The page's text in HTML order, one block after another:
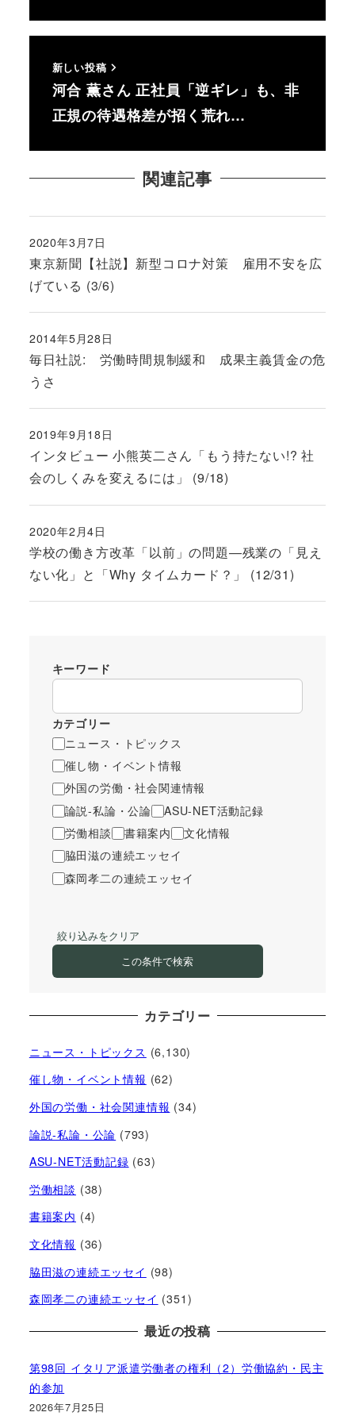
新しい投稿
河合 薫さん 正社員「逆ギレ」も、非
正規の待遇格差が招く荒れ…
関連記事
東京新聞【社説】新型コロナ対策 雇用不安を広
げている (3/6)
投稿日
2020年3月7日
毎日社説: 労働時間規制緩和 成果主義賃金の危
うさ
投稿日
2014年5月28日
インタビュー 小熊英二さん「もう持たない!? 社
会のしくみを変えるには」 (9/18)
投稿日
2019年9月18日
学校の働き方改革「以前」の問題―残業の「見え
ない化」と「Why タイムカード？」 (12/31)
投稿日
2020年2月4日
キーワード
カテゴリー
ニュース・トピックス
催し物・イベント情報
外国の労働・社会関連情報
論説-私論・公論
ASU-NET活動記録
労働相談
書籍案内
文化情報
脇田滋の連続エッセイ
森岡孝二の連続エッセイ
絞り込みをクリア
この条件で検索
カテゴリー
ニュース・トピックス (6,130)
催し物・イベント情報 (62)
外国の労働・社会関連情報 (34)
論説-私論・公論 (793)
ASU-NET活動記録 (63)
労働相談 (38)
書籍案内 (4)
文化情報 (36)
脇田滋の連続エッセイ (98)
森岡孝二の連続エッセイ (351)
最近の投稿
第98回 イタリア派遣労働者の権利（2）労働協約・民主
的参加
2026年7月25日